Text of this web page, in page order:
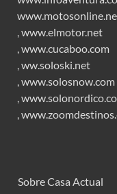
www.elmotor.net
www.cucaboo.com
ww.soloski.net
www.solosnow.com
Sobre Casa Actual